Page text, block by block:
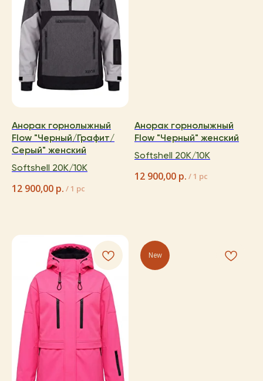
Анорак горнолыжный
Flow "Черный/Графит/
Серый" женский
Softshell 20K/10K
12 900,00 р. / 1 pc
Анорак горнолыжный
Flow "Черный" женский
Softshell 20K/10K
12 900,00 р. / 1 pc
New